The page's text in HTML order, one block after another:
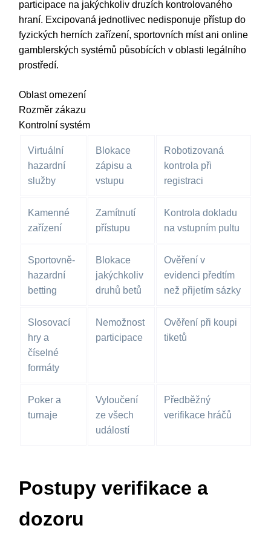
participace na jakýchkoliv druzích kontrolovaného
hraní. Excipovaná jednotlivec nedisponuje přístup do
fyzických herních zařízení, sportovních míst ani online
gamblerských systémů působících v oblasti legálního
prostředí.
Oblast omezení
Rozměr zákazu
Kontrolní systém
Virtuální
hazardní
služby
Blokace
zápisu a
vstupu
Robotizovaná
kontrola při
registraci
Kamenné
zařízení
Zamítnutí
přístupu
Kontrola dokladu
na vstupním pultu
Sportovně-
hazardní
betting
Blokace
jakýchkoliv
druhů betů
Ověření v
evidenci předtím
než přijetím sázky
Slosovací
hry a
číselné
formáty
Nemožnost
participace
Ověření při koupi
tiketů
Poker a
turnaje
Vyloučení
ze všech
událostí
Předběžný
verifikace hráčů
Postupy verifikace a
dozoru